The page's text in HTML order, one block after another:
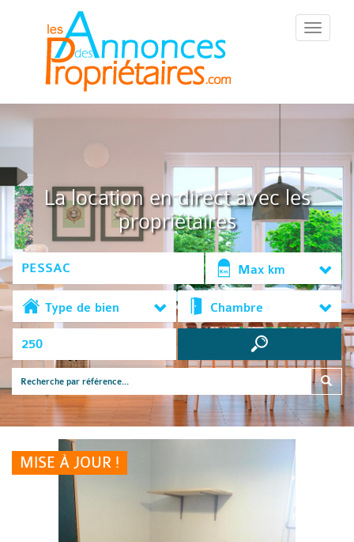
::Menu::
La location en direct avec les
propriétaires
Max km
Type de bien Chambre
MISE À JOUR !